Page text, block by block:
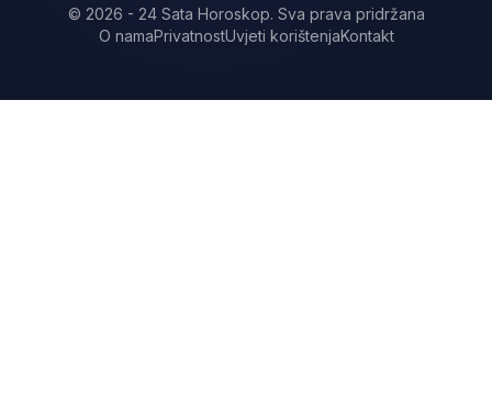
© 2026 - 24 Sata Horoskop. Sva prava pridržana
O namaPrivatnostUvjeti korištenjaKontakt